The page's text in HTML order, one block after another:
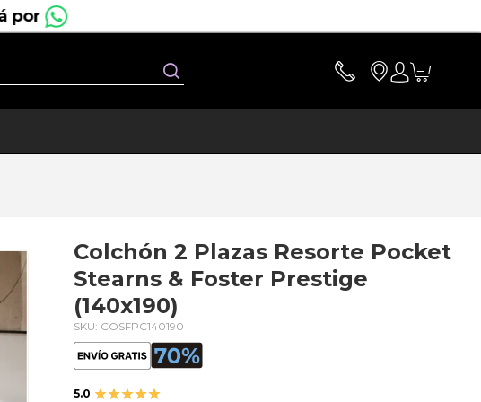
por
Colchón 2 Plazas Resorte Pocket
Stearns & Foster Prestige
(140x190)
SKU: COSFPC140190
5.0 Valoración: